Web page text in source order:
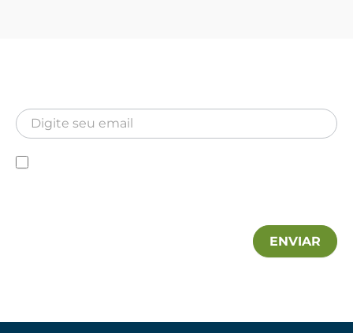
Newsletter
ENVIAR